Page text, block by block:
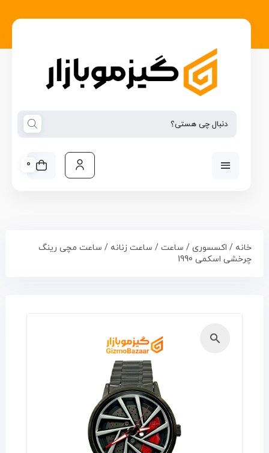
0
خانه / اکسسوری/ ساعت/ ساعت زنانه / ساعت مچی رینگ
چرخشی اسکمی 1990